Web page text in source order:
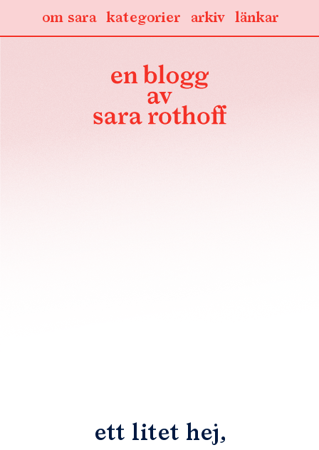
länkar
arkiv
kategorier
om sara
ett litet hej,